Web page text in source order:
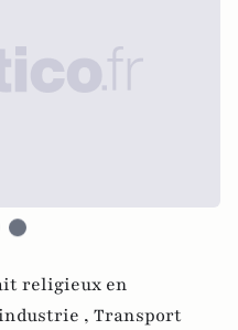
religieux en
, Transport